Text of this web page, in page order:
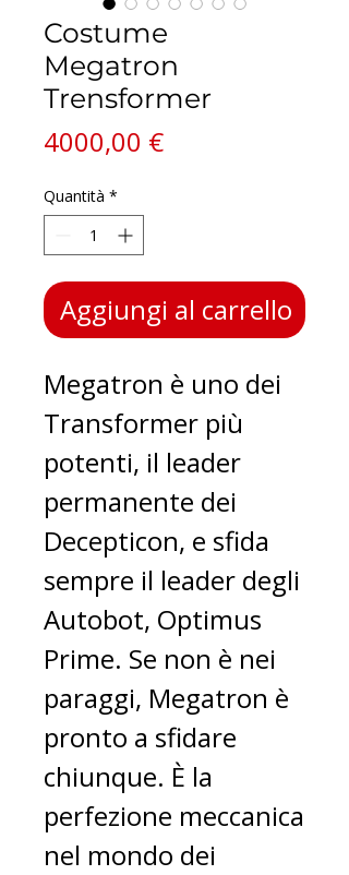
Costume
Megatron
Trensformer
4000,00 €Prezzo
Quantità *
Aggiungi al carrello
Megatron è uno dei
Transformer più
potenti, il leader
permanente dei
Decepticon, e sfida
sempre il leader degli
Autobot, Optimus
Prime. Se non è nei
paraggi, Megatron è
pronto a sfidare
chiunque. È la
perfezione meccanica
nel mondo dei